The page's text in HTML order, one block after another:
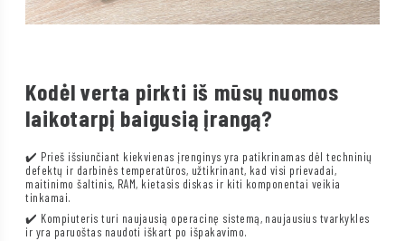
Kodėl verta pirkti iš mūsų nuomos
laikotarpį baigusią įrangą?
✔️ Prieš išsiunčiant kiekvienas įrenginys yra patikrinamas dėl techninių
defektų ir darbinės temperatūros, užtikrinant, kad visi prievadai,
maitinimo šaltinis, RAM, kietasis diskas ir kiti komponentai veikia
tinkamai.
✔️ Kompiuteris turi naujausią operacinę sistemą, naujausius tvarkykles
ir yra paruoštas naudoti iškart po išpakavimo.